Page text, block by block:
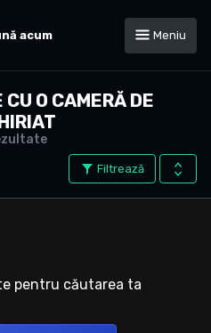
acum Meniu
O CAMERĂ DE
Filtrează
pentru căutarea ta